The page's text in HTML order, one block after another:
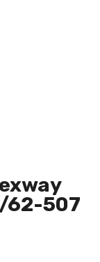
62-507